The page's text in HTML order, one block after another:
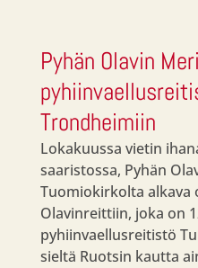
Pyhän Olavin
Trondheimiin
Lokakuussa vietin
saaristossa, Pyhän
Tuomiokirkolta
Olavinreittiin, joka on
pyhiinvaellusreitistö
sieltä Ruotsin kautta